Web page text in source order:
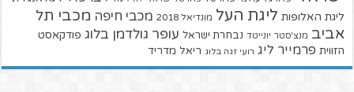
ליגת האלופות ליגת העל מונדיאל 2018 מכבי חיפה מכבי תל
אביב מנצ'סטר יונייטד נבחרת ישראל עופר גולדמן בלוג פודקאסט
הזווית פרמייר ליג רועי זגה בלוג ריאל מדריד